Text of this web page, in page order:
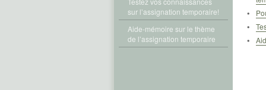
sur l’assignation temporaire!
Aide-mémoire sur le thème
de l’assignation temporaire